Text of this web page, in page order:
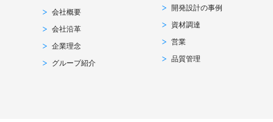
会社概要
会社沿革
企業理念
グループ紹介
開発設計の事例
資材調達
営業
品質管理